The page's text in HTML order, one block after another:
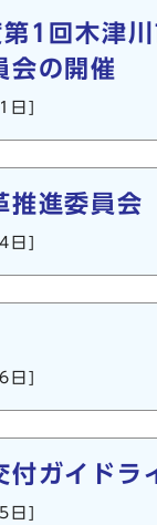
1回木津
会の開催
日]
推進委員会
日]
日]
付ガイドラ
日]